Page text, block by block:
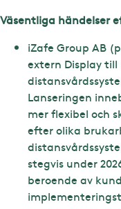
Väsentliga händelser
iZafe Group AB
extern Display
Lanseringen
mer flexibel och
efter olika
stegvis under
beroende av